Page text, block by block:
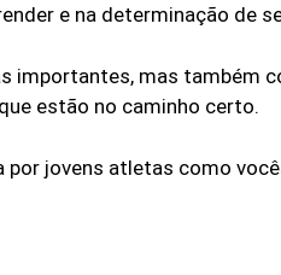
e na determinação de
importantes, mas também
estão no caminho certo.
por jovens atletas como